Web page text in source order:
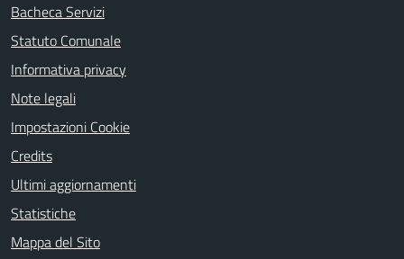
Bacheca Servizi
Statuto Comunale
Informativa privacy
Note legali
Impostazioni Cookie
Credits
Ultimi aggiornamenti
Statistiche
Mappa del Sito